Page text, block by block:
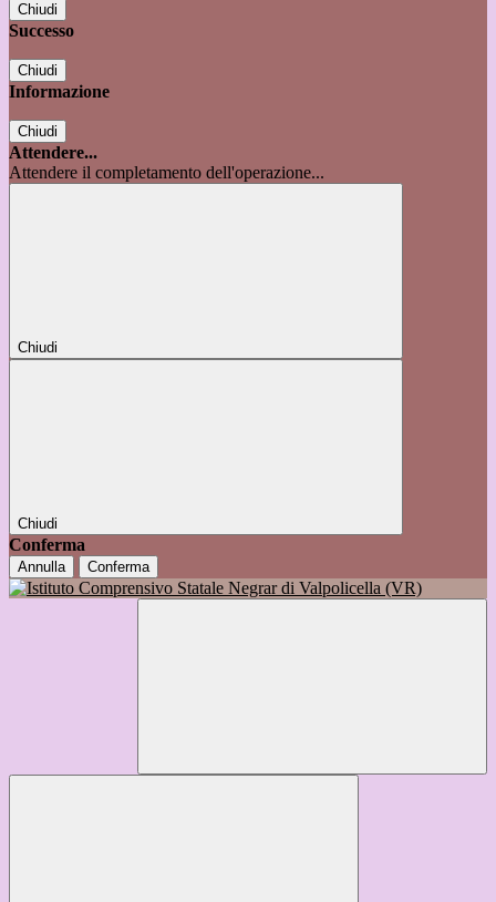
Chiudi
Successo
Chiudi
Informazione
Chiudi
Attendere...
Attendere il completamento dell'operazione...
Chiudi
Chiudi
Conferma
Annulla Conferma